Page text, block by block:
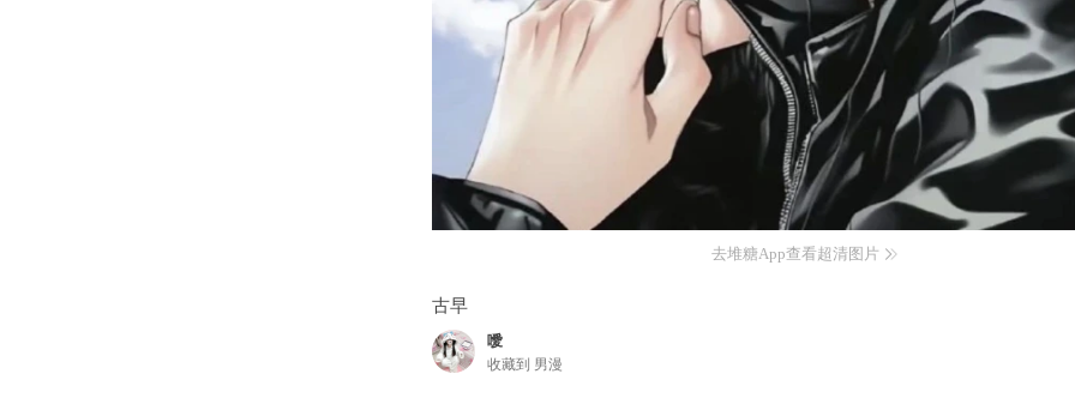
去堆糖App查看超清图片
古早
噯
收藏到 男漫